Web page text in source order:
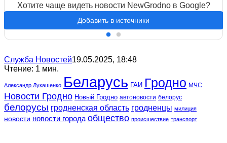
Хотите чаще видеть новости NewGrodno в Google?
Добавить в источники
Служба Новостей19.05.2025, 18:48
Чтение: 1 мин.
Александр Лукашенко Беларусь ГАИ Гродно МЧС
Новости Гродно Новый Гродно автоновости белорус
белорусы гродненская область гродненцы милиция
новости новости города общество происшествие транспорт